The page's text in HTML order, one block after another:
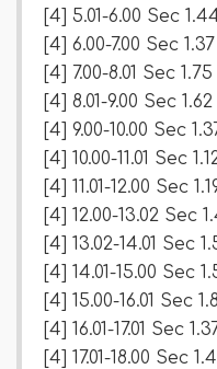
[4] 5.01-6.00 Sec
[4] 6.00-7.00 Sec
[4] 7.00-8.01 Sec
[4] 8.01-9.00 Sec
[4] 9.00-10.00 Sec
[4] 10.00-11.01 Sec
[4] 11.01-12.00 Sec
[4] 12.00-13.02 Sec
[4] 13.02-14.01 Sec
[4] 14.01-15.00 Sec
[4] 15.00-16.01 Sec
[4] 16.01-17.01 Sec
[4] 17.01-18.00 Sec